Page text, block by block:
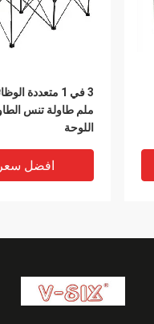
اللوحة
افضل سعر